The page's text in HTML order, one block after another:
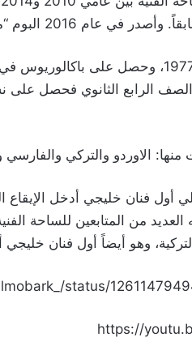
“متى تشتاق” وأغنية “قلبي حلف” في عام 2019.
وولد العلي في عام 1977، وحصل على
الاوردو والتركي والفارسي
أول فنان خليجي أدخل
من المتابعين للساحة
وهو أيضاً أول فنان خليجي
status/
https://